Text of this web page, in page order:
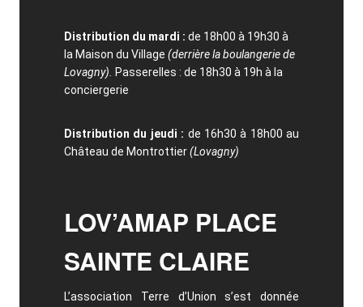
Distribution du mardi : de 18h00 à 19h30 à
la Maison du Village (derrière la boulangerie de
Lovagny). Passerelles : de 18h30 à 19h à la
conciergerie
Distribution du jeudi : de 16h30 à 18h00 au
Château de Montrottier(Lovagny)
LOV’AMAP PLACE
SAINTE CLAIRE
L’association Terre d’Union s’est donnée